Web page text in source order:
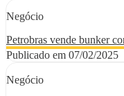
Negócio
Petrobras vende bunker
Publicado em 07/02/2025
Negócio